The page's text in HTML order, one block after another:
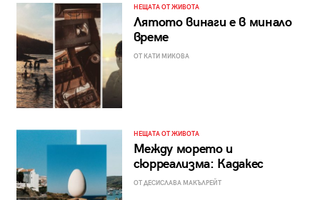
НЕЩАТА ОТ ЖИВОТА
Лятото винаги е в минало
време
ОТ КАТИ МИКОВА
НЕЩАТА ОТ ЖИВОТА
Между морето и
сюрреализма: Кадакес
ОТ ДЕСИСЛАВА МАКЪЛРЕЙТ